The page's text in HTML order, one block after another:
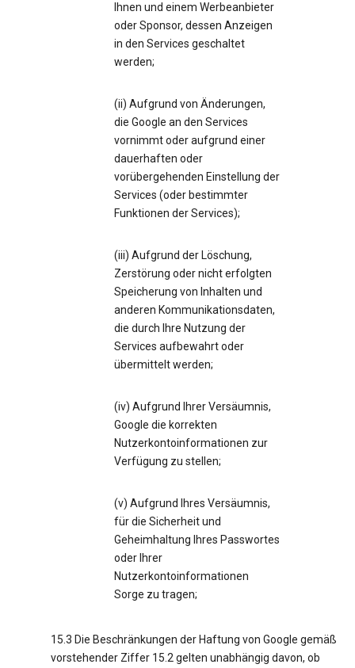
Ihnen und einem Werbeanbieter
oder Sponsor, dessen Anzeigen
in den Services geschaltet
werden;
(ii) Aufgrund von Änderungen,
die Google an den Services
vornimmt oder aufgrund einer
dauerhaften oder
vorübergehenden Einstellung der
Services (oder bestimmter
Funktionen der Services);
(iii) Aufgrund der Löschung,
Zerstörung oder nicht erfolgten
Speicherung von Inhalten und
anderen Kommunikationsdaten,
die durch Ihre Nutzung der
Services aufbewahrt oder
übermittelt werden;
(iv) Aufgrund Ihrer Versäumnis,
Google die korrekten
Nutzerkontoinformationen zur
Verfügung zu stellen;
(v) Aufgrund Ihres Versäumnis,
für die Sicherheit und
Geheimhaltung Ihres Passwortes
oder Ihrer
Nutzerkontoinformationen
Sorge zu tragen;
15.3 Die Beschränkungen der Haftung von Google gemäß
vorstehender Ziffer 15.2 gelten unabhängig davon, ob